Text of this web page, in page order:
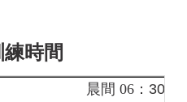
練時間
晨間 06 ：